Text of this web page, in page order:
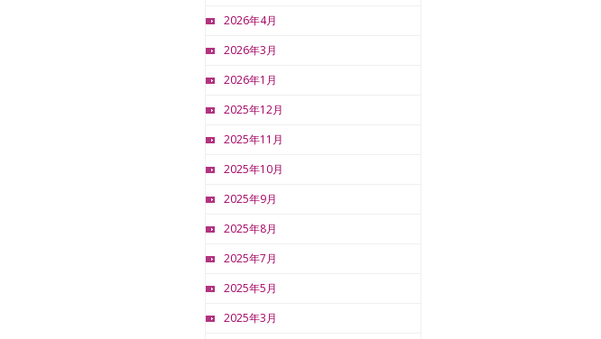
2026年4月
2026年3月
2026年1月
2025年12月
2025年11月
2025年10月
2025年9月
2025年8月
2025年7月
2025年5月
2025年3月